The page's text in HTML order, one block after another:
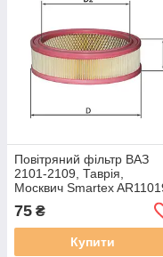
Повітряний фільтр ВАЗ
2101-2109, Таврія,
Москвич Smartex
Mahle LX 158
75 ₴
Купити